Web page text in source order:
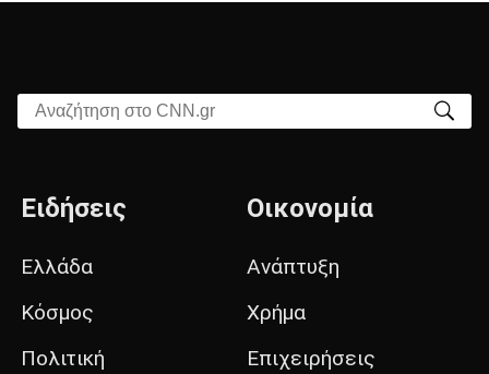
Αναζήτηση στο CNN.gr
Ειδήσεις
Ελλάδα
Κόσμος
Πολιτική
Οικονομία
Ανάπτυξη
Χρήμα
Επιχειρήσεις